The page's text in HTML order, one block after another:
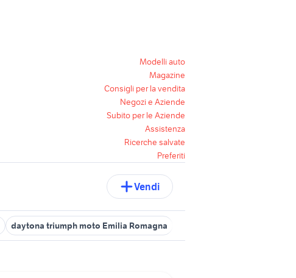
Modelli auto
Magazine
Consigli per la vendita
Negozi e Aziende
Subito per le Aziende
Assistenza
Ricerche salvate
Preferiti
Vendi
daytona triumph moto Emilia Romagna